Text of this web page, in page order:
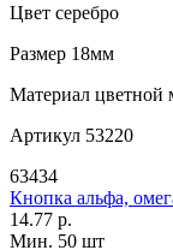
Цвет серебро
Размер 18мм
Материал цветной
Артикул 53220
63434
Кнопка альфа,
14.77 р.
Мин. 50 шт